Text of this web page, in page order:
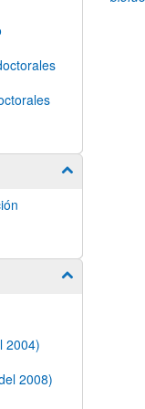
Mostrar/
Mostrar/
2004)
2008)